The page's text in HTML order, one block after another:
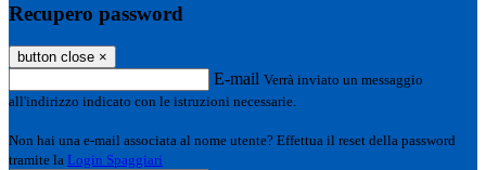
Recupero password
button close ×
E-mail Verrà inviato un messaggio
all'indirizzo indicato con le istruzioni necessarie.
Non hai una e-mail associata al nome utente? Effettua il reset della password
tramite la Login Spaggiari